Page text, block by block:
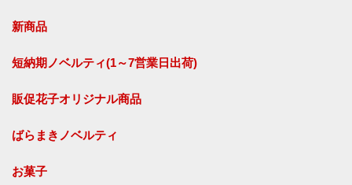
新商品
短納期ノベルティ(1～7営業日出荷)
販促花子オリジナル商品
ばらまきノベルティ
お菓子